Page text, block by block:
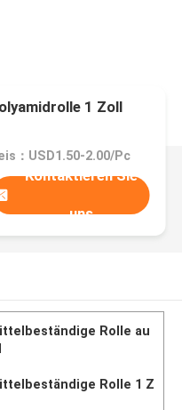
1 Zoll
：USD1.50-2.00/Pc
Kontaktieren Sie
uns
Rolle au
Rolle 1 Z